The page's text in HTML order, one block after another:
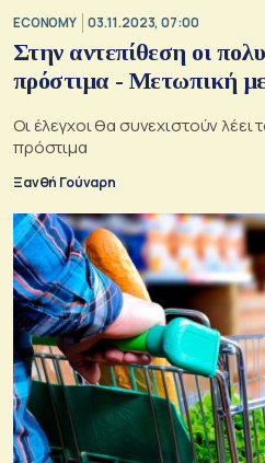
ECONOMY 03.11.2023, 07:00
Στην αντεπίθεση οι
πρόστιμα - Μετωπική
Οι έλεγχοι θα συνεχιστούν λέει
πρόστιμα
Ξανθή Γούναρη